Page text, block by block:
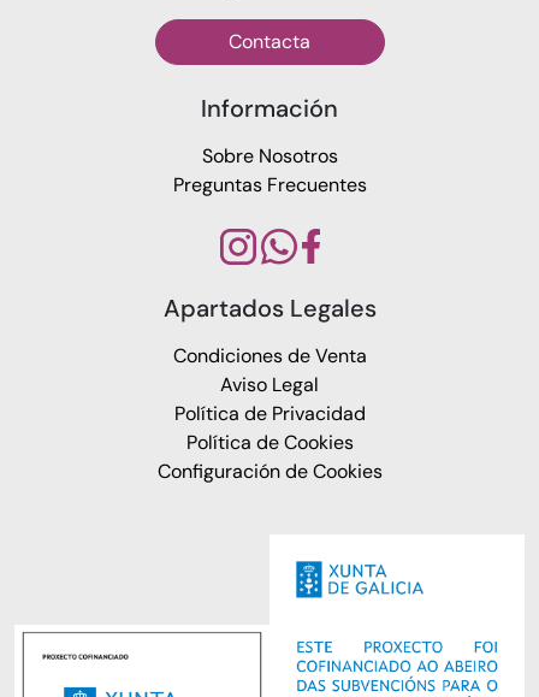
Contacta
Información
Sobre Nosotros
Preguntas Frecuentes
Apartados Legales
Condiciones de Venta
Aviso Legal
Política de Privacidad
Política de Cookies
Configuración de Cookies